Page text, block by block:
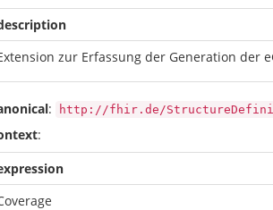
zur Erfassung der Generation der
: http://fhir.de/
: